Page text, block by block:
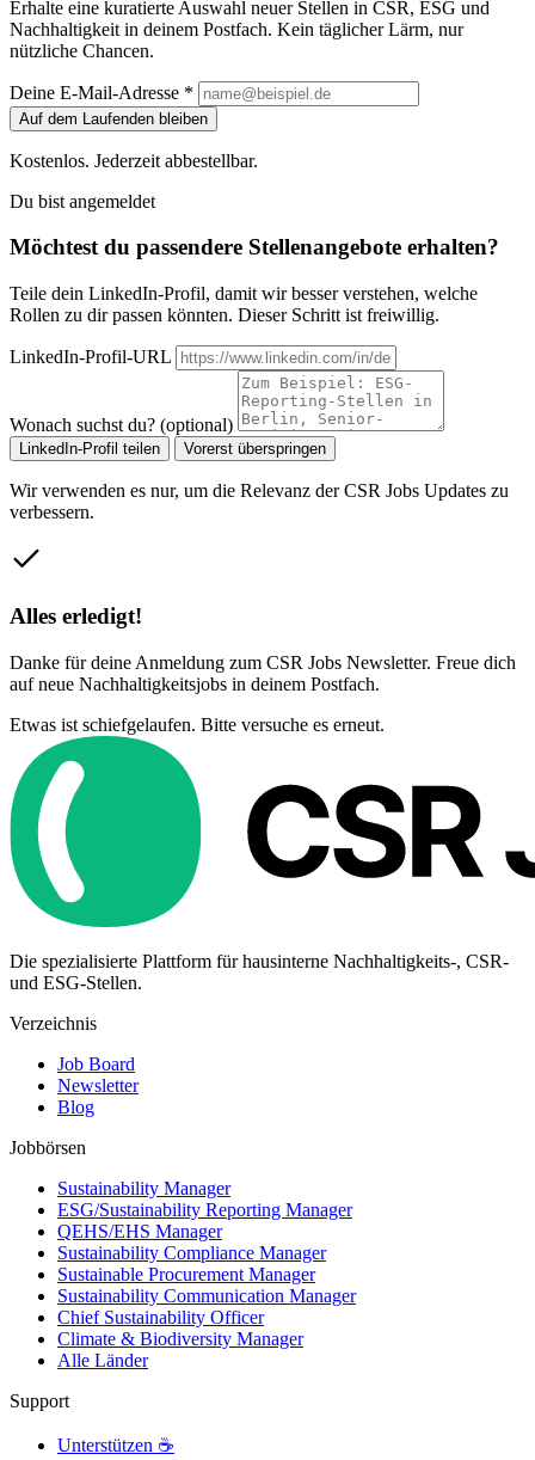
Erhalte eine kuratierte Auswahl neuer Stellen in CSR, ESG und
Nachhaltigkeit in deinem Postfach. Kein täglicher Lärm, nur
nützliche Chancen.
Deine E-Mail-Adresse *
Auf dem Laufenden bleiben
Kostenlos. Jederzeit abbestellbar.
Du bist angemeldet
Möchtest du passendere Stellenangebote erhalten?
Teile dein LinkedIn-Profil, damit wir besser verstehen, welche
Rollen zu dir passen könnten. Dieser Schritt ist freiwillig.
LinkedIn-Profil-URL
Wonach suchst du? (optional)
LinkedIn-Profil teilen Vorerst überspringen
Wir verwenden es nur, um die Relevanz der CSR Jobs Updates zu
verbessern.
Alles erledigt!
Danke für deine Anmeldung zum CSR Jobs Newsletter. Freue dich
auf neue Nachhaltigkeitsjobs in deinem Postfach.
Etwas ist schiefgelaufen. Bitte versuche es erneut.
Die spezialisierte Plattform für hausinterne Nachhaltigkeits-, CSR-
und ESG-Stellen.
Verzeichnis
Job Board
Newsletter
Blog
Jobbörsen
Sustainability Manager
ESG/Sustainability Reporting Manager
QEHS/EHS Manager
Sustainability Compliance Manager
Sustainable Procurement Manager
Sustainability Communication Manager
Chief Sustainability Officer
Climate & Biodiversity Manager
Alle Länder
Support
Unterstützen ☕